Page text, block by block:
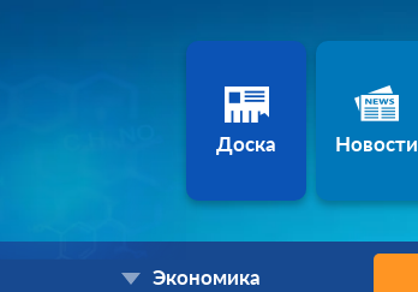
Доска Новости
Экономика